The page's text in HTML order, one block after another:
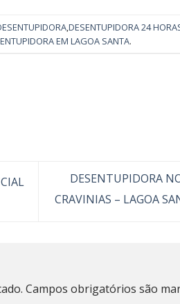
,DESENTUPIDORA 24
EM LAGOA SANTA.
DESENTUPIDORA
CRAVINIAS – LAGOA
Campos obrigatórios são